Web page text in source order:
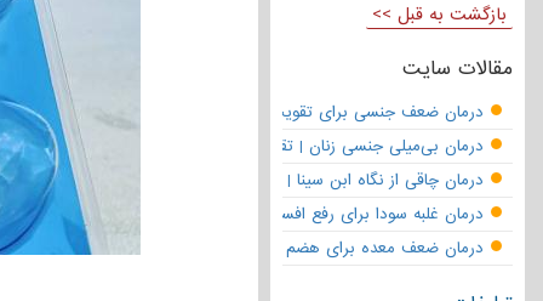
بازگشت به قبل >>
مقالات سایت
درمان ضعف جنسی برای تقویت قوای مردانه | تقویت نعوظ و رفع
درمان بی‌میلی جنسی زنان | تقویت قوای جنسی و بازگشت لذت
درمان چاقی از نگاه ابن سینا | نسخه حکما برای کاهش وزن طبیعی
درمان غلبه سودا برای رفع افسردگی
درمان ضعف معده برای هضم قوی